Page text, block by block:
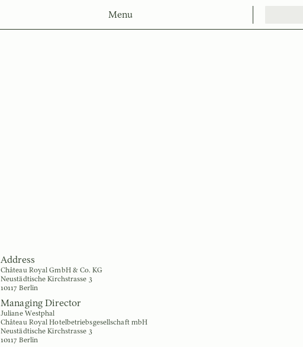
Menu
Address
Château Royal GmbH & Co. KG
Neustädtische Kirchstrasse 3
10117 Berlin
Managing Director
Juliane Westphal
Château Royal Hotelbetriebsgesellschaft mbH
Neustädtische Kirchstrasse 3
10117 Berlin